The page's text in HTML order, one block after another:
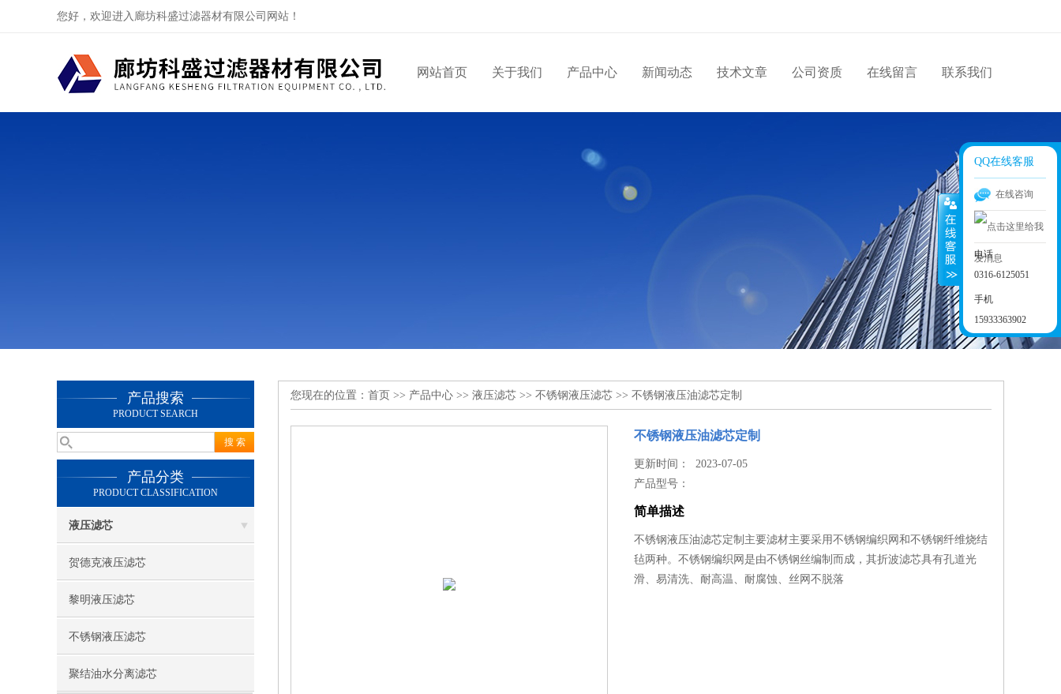
您好，欢迎进入廊坊科盛过滤器材有限公司网站！
网站首页 关于我们 产品中心 新闻动态 技术文章 公司资质 在线留言 联系我们
产品搜索
PRODUCT SEARCH
产品分类
PRODUCT CLASSIFICATION
液压滤芯
贺德克液压滤芯
黎明液压滤芯
不锈钢液压滤芯
聚结油水分离滤芯
您现在的位置： 首页 >> 产品中心 >> 液压滤芯 >> 不锈钢液压滤芯 >> 不锈钢液压油滤芯定制
不锈钢液压油滤芯定制
更新时间： 2023-07-05
产品型号：
简单描述
不锈钢液压油滤芯定制主要滤材主要采用不锈钢编织网和不锈钢纤维烧结
毡两种。不锈钢编织网是由不锈钢丝编制而成，其折波滤芯具有孔道光
滑、易清洗、耐高温、耐腐蚀、丝网不脱落
QQ在线客服
在线咨询
电话
0316-6125051
手机
15933363902